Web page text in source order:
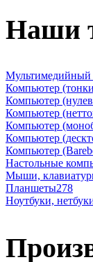
Наши
Компьютер
Компьютер
Компьютер
Компьютер
Компьютер
Компьютер
Настольные
Мыши,
Планшеты278
Ноутбуки,